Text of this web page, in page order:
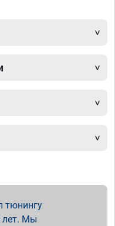
тюнингу
лет. Мы